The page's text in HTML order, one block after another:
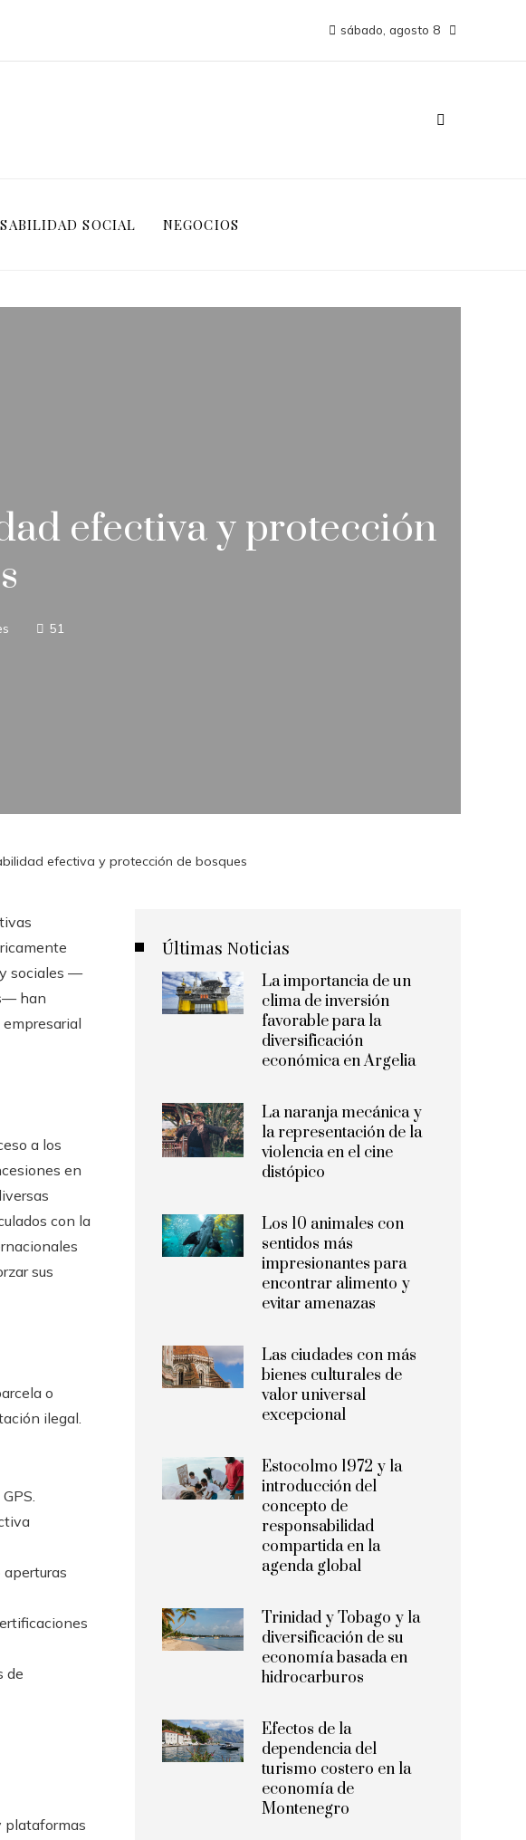
sábado, agosto 8
SOCIAL NEGOCIOS
efectiva y protección
51
efectiva y protección de bosques
sociales —
han
a los
en
con la
sus
o
ilegal.
de
plataformas
Últimas Noticias
La importancia de un
clima de inversión
favorable para la
diversificación
económica en Argelia
La naranja mecánica y
la representación de la
violencia en el cine
distópico
Los 10 animales con
sentidos más
impresionantes para
encontrar alimento y
evitar amenazas
Las ciudades con más
bienes culturales de
valor universal
excepcional
Estocolmo 1972 y la
introducción del
concepto de
responsabilidad
compartida en la
agenda global
Trinidad y Tobago y la
diversificación de su
economía basada en
hidrocarburos
Efectos de la
dependencia del
turismo costero en la
economía de
Montenegro